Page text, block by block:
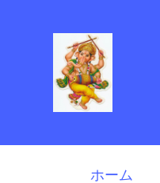
ホーム